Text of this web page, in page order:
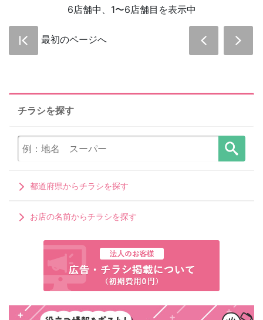
6店舗中、1〜6店舗目を表示中
最初のページへ
チラシを探す
都道府県からチラシを探す
お店の名前からチラシを探す